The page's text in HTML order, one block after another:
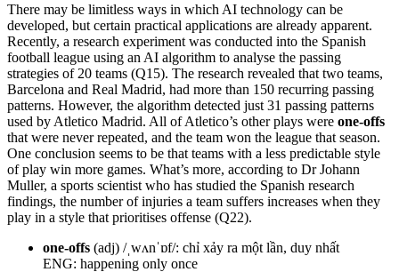
There may be limitless ways in which AI technology can be
developed, but certain practical applications are already apparent.
Recently, a research experiment was conducted into the Spanish
football league using an AI algorithm to analyse the passing
strategies of 20 teams (Q15). The research revealed that two teams,
Barcelona and Real Madrid, had more than 150 recurring passing
patterns. However, the algorithm detected just 31 passing patterns
used by Atletico Madrid. All of Atletico’s other plays were one-offs
that were never repeated, and the team won the league that season.
One conclusion seems to be that teams with a less predictable style
of play win more games. What’s more, according to Dr Johann
Muller, a sports scientist who has studied the Spanish research
findings, the number of injuries a team suffers increases when they
play in a style that prioritises offense (Q22).
one-offs (adj) /ˌwʌnˈɒf/: chỉ xảy ra một lần, duy nhất
ENG: happening only once